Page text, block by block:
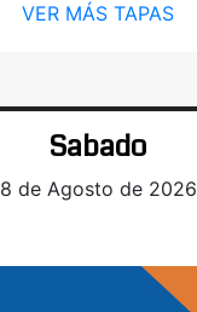
VER MÁS TAPAS
Sabado
8 de Agosto de 2026